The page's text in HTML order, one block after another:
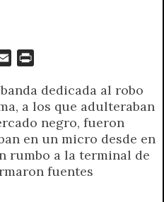
a
i
l
i
n
t
F
r
i
dedicada al robo
a los que adulteraban
negro, fueron
en un micro desde en
rumbo a la terminal de
fuentes